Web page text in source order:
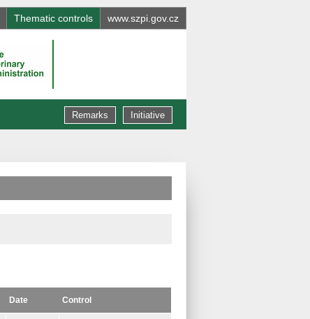
Thematic controls www.szpi.gov.cz
Initiative
Remarks
Date Control